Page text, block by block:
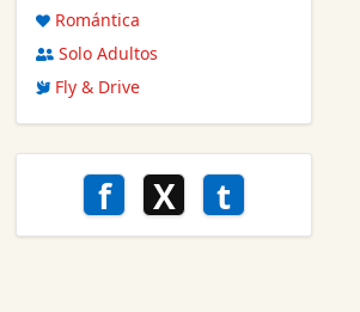
Romántica
Solo Adultos
Fly & Drive
f X t